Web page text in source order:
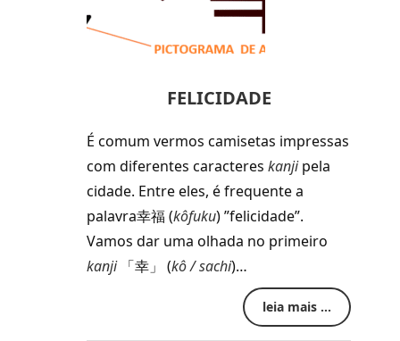
FELICIDADE
É comum vermos camisetas impressas
com diferentes caracteres kanjipela
cidade. Entre eles, é frequente a
palavra幸福 (kôfuku) ”felicidade”.
Vamos dar uma olhada no primeiro
kanji「幸」 (kô / sachi)…
leia mais ...